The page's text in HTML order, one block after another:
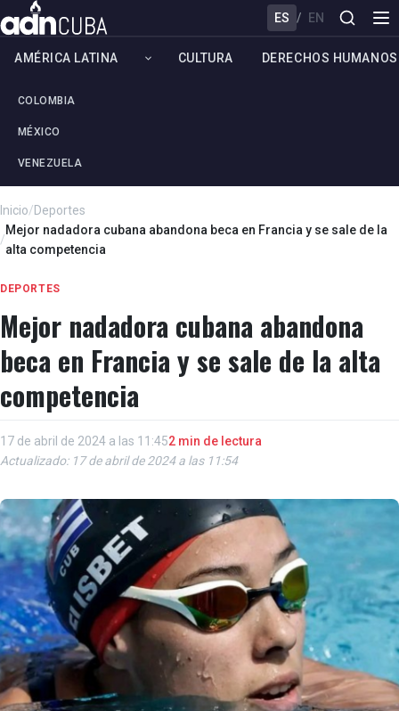
ES / EN
AMÉRICA LATINA
COLOMBIA
MÉXICO
VENEZUELA
CULTURA DERECHOS HUMANOS
Inicio/Deportes
/
Mejor nadadora cubana abandona beca en Francia y se sale de la
alta competencia
DEPORTES
Mejor nadadora cubana abandona
beca en Francia y se sale de la alta
competencia
17 de abril de 2024 a las 11:452 min de lectura
Actualizado: 17 de abril de 2024 a las 11:54